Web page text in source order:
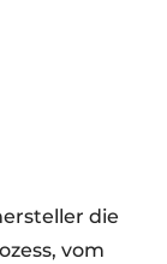
die
vom